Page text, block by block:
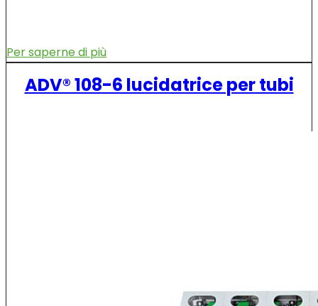
Per saperne di più
ADV® 108-6 lucidatrice per tubi